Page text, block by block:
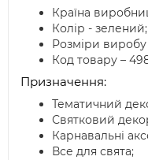
Країна
Колір - зелений;
Розміри виробу
Код товару –
Призначення:
Тематичний
Святковий
Карнавальні
Все для свята;